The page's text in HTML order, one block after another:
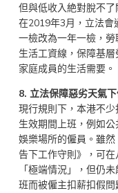
但與低收入絶對脫不了
在2019年3月，立法會
一檢改為一年一檢，
生活工資線，保障基
家庭成員的生活需要。
8. 立法保障惡劣天氣
現行規則下，本港不
生效期間上班，例如
娛樂場所的僱員。雖
告下工作守則》，可
「極端情況」，但仍
班而被僱主扣薪扣假